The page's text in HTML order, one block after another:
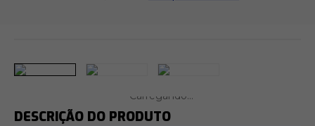
DESCRIÇÃO DO PRODUTO